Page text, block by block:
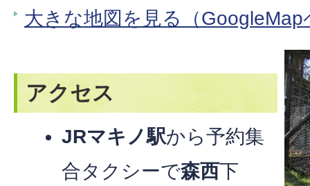
大きな地図を見る（GoogleMap
アクセス
JRマキノ駅から予約集
合タクシーで森西下